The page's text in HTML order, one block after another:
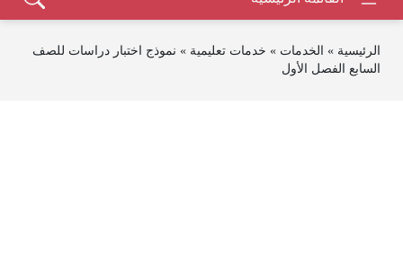
الرئيسية » الخدمات » خدمات تعليمية » نموذج اختبار دراسات للصف
السابع الفصل الأول